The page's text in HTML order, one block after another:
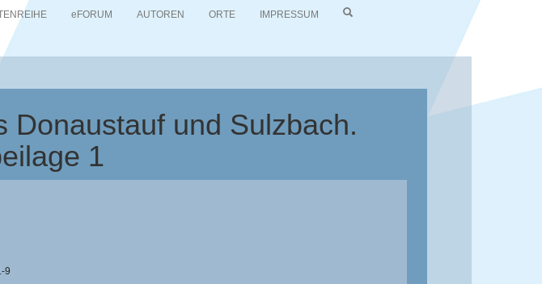
eFORUM AUTOREN ORTE IMPRESSUM
Donaustauf und Sulzbach.
1
9